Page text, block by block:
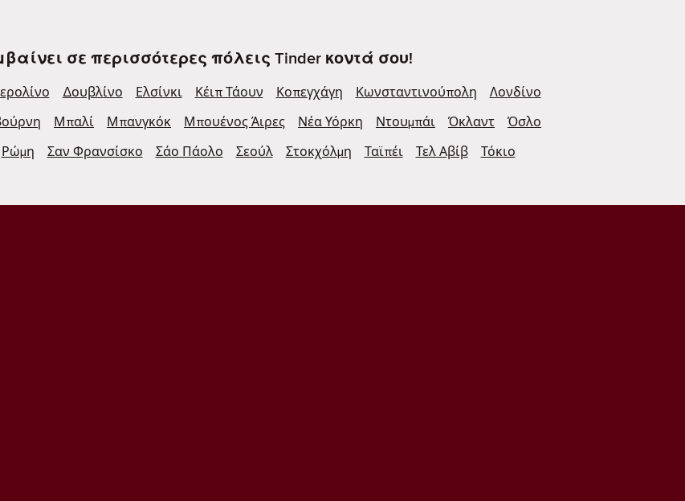
σε περισσότερες πόλεις Tinder κοντά σου!
Δουβλίνο Ελσίνκι Κέιπ Τάουν Κοπεγχάγη Κωνσταντινούπολη
Λονδίνο
Μπαλί Μπανγκόκ Μπουένος Άιρες Νέα Υόρκη Ντουμπάι Όκλαντ
Όσλο
Ρώμη Σαν Φρανσίσκο Σάο Πάολο Σεούλ Στοκχόλμη Ταϊπέι Τελ Αβίβ Τόκιο